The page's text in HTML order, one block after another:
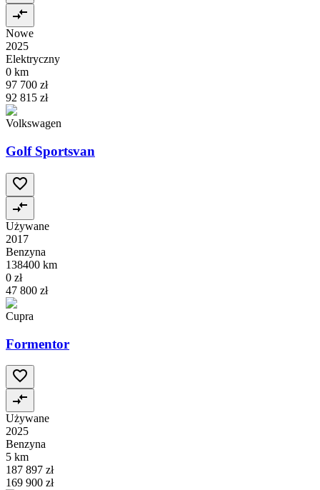
Nowe
2025
Elektryczny
0 km
97 700 zł
92 815 zł
Volkswagen
Golf Sportsvan
Używane
2017
Benzyna
138400 km
0 zł
47 800 zł
Cupra
Formentor
Używane
2025
Benzyna
5 km
187 897 zł
169 900 zł